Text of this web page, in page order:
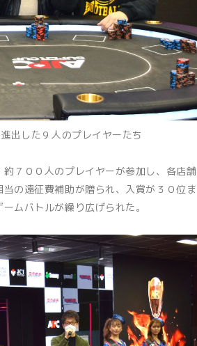
出した９人のプレイヤーたち
７００人のプレイヤーが参加し、各店舗
の遠征費補助が贈られ、入賞が３０位ま
ムバトルが繰り広げられた。